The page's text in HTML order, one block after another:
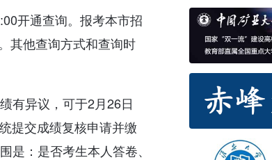
开通查询。报考本市招
其他查询方式和查询时
有异议，可于2月26日
提交成绩复核申请并缴
：是否考生本人答卷、